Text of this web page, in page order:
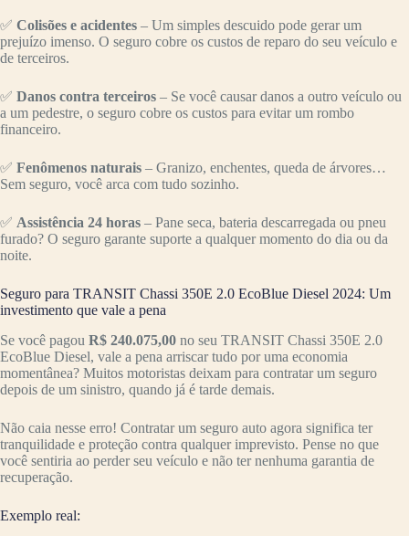
✅ Colisões e acidentes – Um simples descuido pode gerar um
prejuízo imenso. O seguro cobre os custos de reparo do seu veículo e
de terceiros.
✅ Danos contra terceiros – Se você causar danos a outro veículo ou
a um pedestre, o seguro cobre os custos para evitar um rombo
financeiro.
✅ Fenômenos naturais – Granizo, enchentes, queda de árvores…
Sem seguro, você arca com tudo sozinho.
✅ Assistência 24 horas – Pane seca, bateria descarregada ou pneu
furado? O seguro garante suporte a qualquer momento do dia ou da
noite.
Seguro para TRANSIT Chassi 350E 2.0 EcoBlue Diesel 2024: Um
investimento que vale a pena
Se você pagou R$ 240.075,00 no seu TRANSIT Chassi 350E 2.0
EcoBlue Diesel, vale a pena arriscar tudo por uma economia
momentânea? Muitos motoristas deixam para contratar um seguro
depois de um sinistro, quando já é tarde demais.
Não caia nesse erro! Contratar um seguro auto agora significa ter
tranquilidade e proteção contra qualquer imprevisto. Pense no que
você sentiria ao perder seu veículo e não ter nenhuma garantia de
recuperação.
Exemplo real: